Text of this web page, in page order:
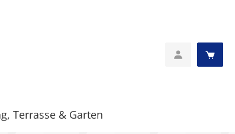
Terrasse & Garten